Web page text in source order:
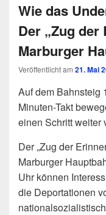
Wie das
Der „Zug
Marburger
Veröffentlicht am 21. Mai
Auf dem Bahnsteig
Minuten-Takt
einen Schritt weiter
Der „Zug der
Marburger
Uhr können
die Deportationen